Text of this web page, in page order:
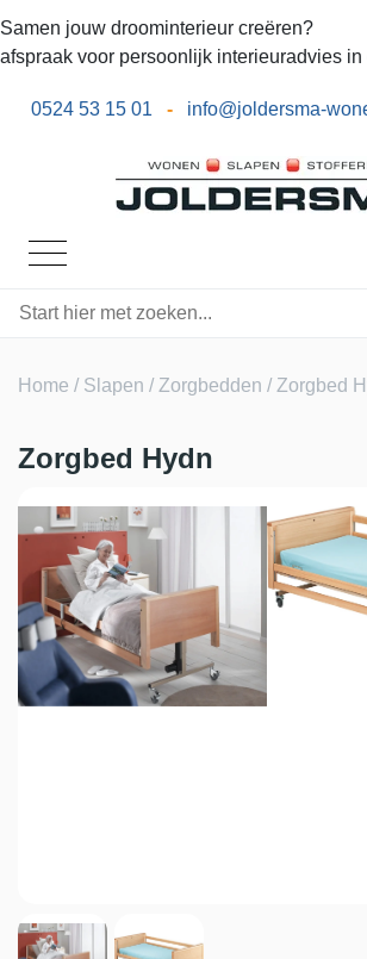
Samen jouw droominterieur creëren?
afspraak voor persoonlijk interieuradvies in
0524 53 15 01 - info@joldersma-
Home / Slapen / Zorgbedden / Zorgbed
Zorgbed Hydn